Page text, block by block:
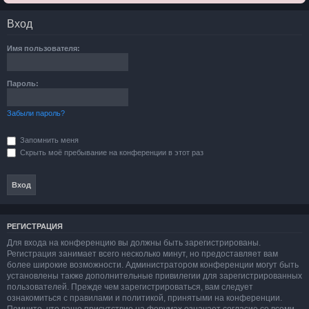
Вход
Имя пользователя:
Пароль:
Забыли пароль?
Запомнить меня
Скрыть моё пребывание на конференции в этот раз
РЕГИСТРАЦИЯ
Для входа на конференцию вы должны быть зарегистрированы.
Регистрация занимает всего несколько минут, но предоставляет вам
более широкие возможности. Администратором конференции могут быть
установлены также дополнительные привилегии для зарегистрированных
пользователей. Прежде чем зарегистрироваться, вам следует
ознакомиться с правилами и политикой, принятыми на конференции.